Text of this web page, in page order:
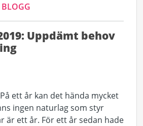
BLOGG
Uppdämt behov
ett år kan det hända mycket
ingen naturlag som styr
är ett år. För ett år sedan hade